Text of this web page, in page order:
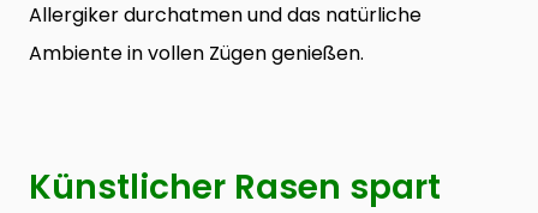
Allergiker durchatmen und das natürliche
Ambiente in vollen Zügen genießen.
Künstlicher Rasen spart